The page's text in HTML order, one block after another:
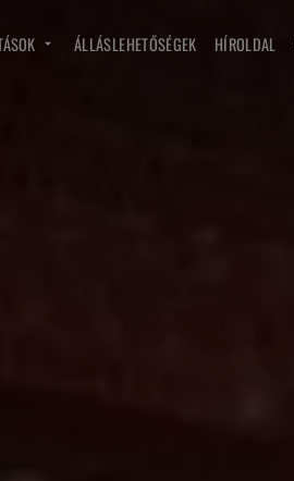
ÁLLÁSLEHETŐSÉGEK HÍROLDAL